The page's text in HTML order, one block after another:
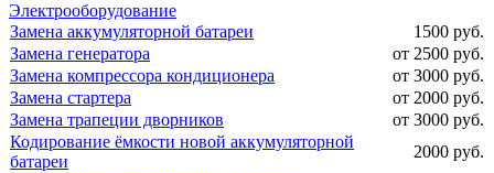
Электрооборудование
Замена аккумуляторной батареи
1500 руб.
Замена генератора
от 2500 руб.
Замена компрессора кондиционера
от 3000 руб.
Замена стартера
от 2000 руб.
Замена трапеции дворников
от 3000 руб.
Кодирование ёмкости новой аккумуляторной
батареи
2000 руб.